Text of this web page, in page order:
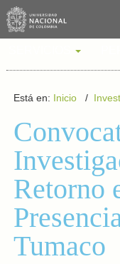
Está en: Inicio/
Retorno
Tumaco